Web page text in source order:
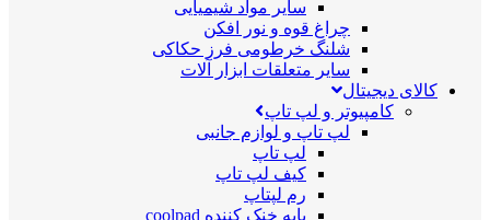
سایر مواد شیمیایی
چراغ قوه و نور افکن
شلنگ خرطومی فرز حکاکی
سایر متعلقات ابزار آلات
کالای دیجیتال
کامپیوتر و لپ تاپ
لپ تاپ و لوازم جانبی
لپ تاپ
کیف لپ تاپ
رم لپتاپ
پایه خنک کننده coolpad